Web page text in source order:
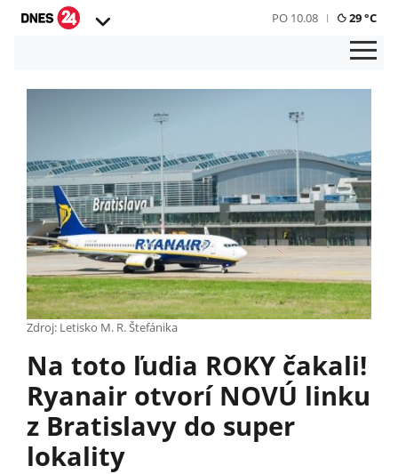
PO 10.08 29 °C
Zdroj: Letisko M. R. Štefánika
Na toto ľudia ROKY čakali!
Ryanair otvorí NOVÚ linku
z Bratislavy do super
lokality